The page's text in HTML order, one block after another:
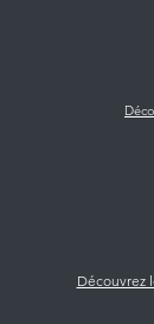
Découvrez